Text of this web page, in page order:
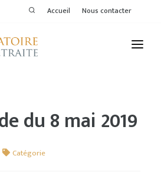
Accueil Nous contacter
du 8 mai 2019
Catégorie